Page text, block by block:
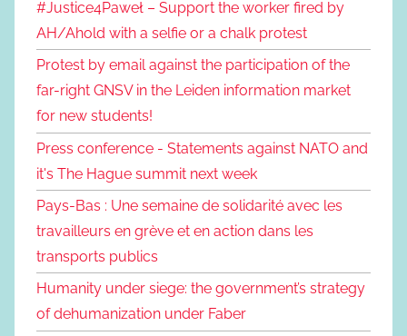
#Justice4Paweł – Support the worker fired by
AH/Ahold with a selfie or a chalk protest
Protest by email against the participation of the
far-right GNSV in the Leiden information market
for new students!
Press conference - Statements against NATO and
it's The Hague summit next week
Pays-Bas : Une semaine de solidarité avec les
travailleurs en grève et en action dans les
transports publics
Humanity under siege: the government’s strategy
of dehumanization under Faber